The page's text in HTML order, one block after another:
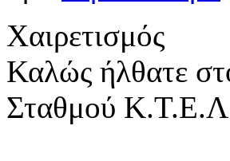
Χαιρετισμός
Καλώς ήλθατε
Σταθμού